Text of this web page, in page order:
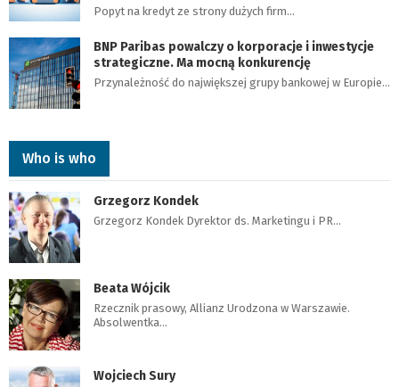
Popyt na kredyt ze strony dużych firm…
BNP Paribas powalczy o korporacje i inwestycje
strategiczne. Ma mocną konkurencję
Przynależność do największej grupy bankowej w Europie…
Who is who
Grzegorz Kondek
Grzegorz Kondek Dyrektor ds. Marketingu i PR…
Beata Wójcik
Rzecznik prasowy, Allianz Urodzona w Warszawie.
Absolwentka…
Wojciech Sury